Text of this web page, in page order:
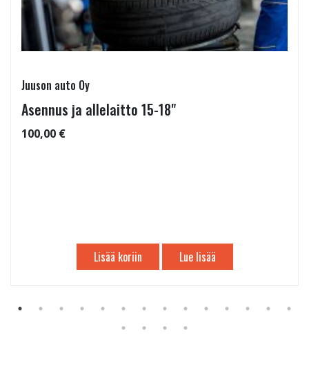
Juuson auto Oy
Asennus ja allelaitto 15-18"
100,00 €
Lisää koriin Lue lisää